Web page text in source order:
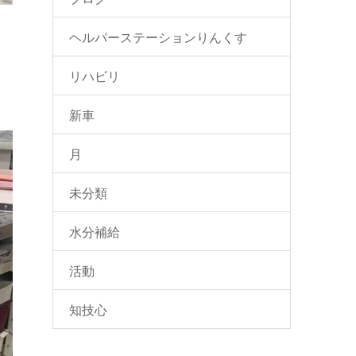
ヘルパーステーションりんくす
リハビリ
新車
月
未分類
水分補給
活動
知技心